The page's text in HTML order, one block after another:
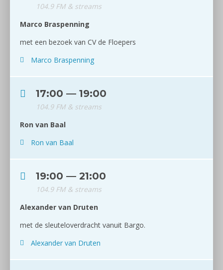
104.9 FM & streams
Marco Braspenning
met een bezoek van CV de Floepers
Marco Braspenning
17:00 — 19:00
104.9 FM & streams
Ron van Baal
Ron van Baal
19:00 — 21:00
104.9 FM & streams
Alexander van Druten
met de sleuteloverdracht vanuit Bargo.
Alexander van Druten